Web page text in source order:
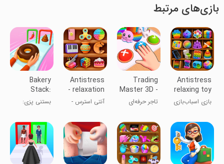
بازی‌های مرتبط
Antistress
relaxing toy
game
بازی اسباب‌بازی
Trading
Master 3D -
Fidget Pop
تاجر حرفه‌ای
پاپ
Antistress
- relaxation
toys
آنتی استرس -
آرامش‌بخش
Bakery
Stack:
Cooking
Games
بستنی پزی: